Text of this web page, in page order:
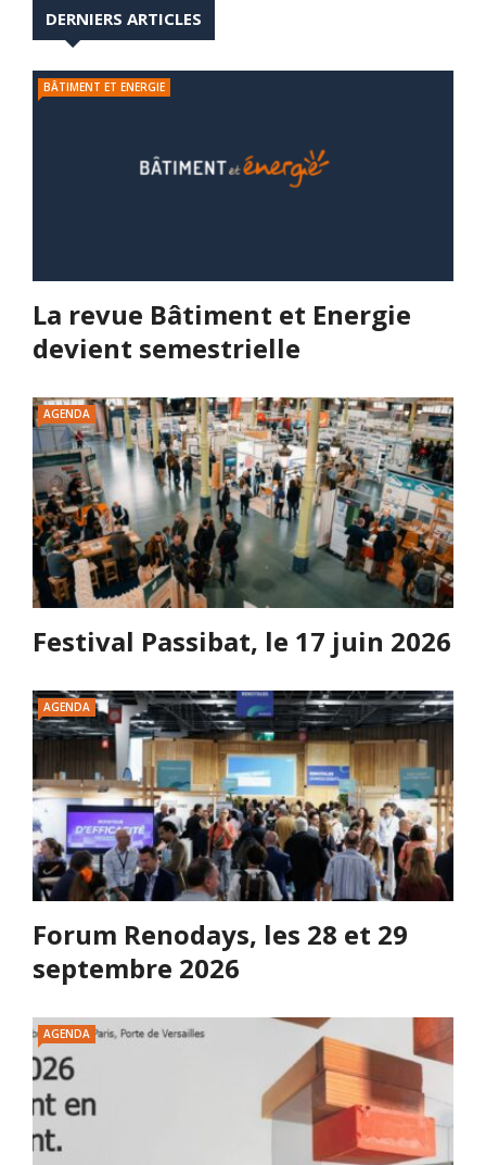
DERNIERS ARTICLES
BÂTIMENT ET ENERGIE
La revue Bâtiment et Energie
devient semestrielle
AGENDA
Festival Passibat, le 17 juin 2026
AGENDA
Forum Renodays, les 28 et 29
septembre 2026
AGENDA